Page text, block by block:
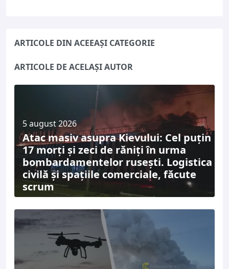
ARTICOLE DIN ACEEAȘI CATEGORIE
ARTICOLE DE ACELAȘI AUTOR
5 august 2026
Atac masiv asupra Kievului: Cel puțin
17 morți și zeci de răniți în urma
bombardamentelor rusești. Logistica
civilă și spațiile comerciale, făcute
scrum